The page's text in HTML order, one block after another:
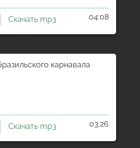
Скачать mp3 04:08
карнавала
Скачать mp3 03:26